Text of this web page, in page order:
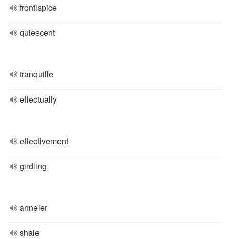
frontispice
quiescent
tranquille
effectually
effectivement
girdling
anneler
shale